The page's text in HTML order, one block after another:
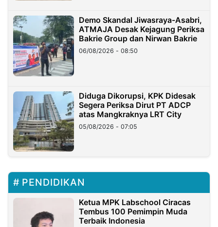
Demo Skandal Jiwasraya-Asabri,
ATMAJA Desak Kejagung Periksa
Bakrie Group dan Nirwan Bakrie
06/08/2026 - 08:50
Diduga Dikorupsi, KPK Didesak
Segera Periksa Dirut PT ADCP
atas Mangkraknya LRT City
05/08/2026 - 07:05
PENDIDIKAN
Ketua MPK Labschool Ciracas
Tembus 100 Pemimpin Muda
Terbaik Indonesia